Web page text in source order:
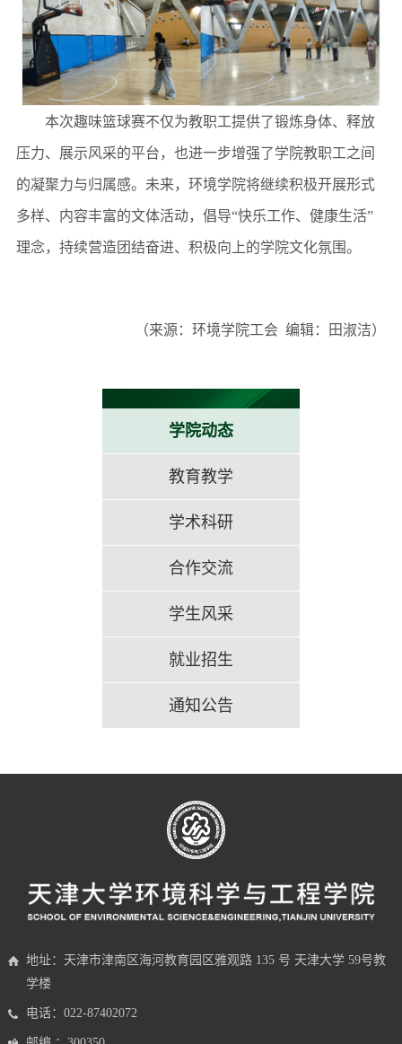
本次趣味篮球赛不仅为教职工提供了锻炼身体、释放
压力、展示风采的平台，也进一步增强了学院教职工之间
的凝聚力与归属感。未来，环境学院将继续积极开展形式
多样、内容丰富的文体活动，倡导“快乐工作、健康生活”
理念，持续营造团结奋进、积极向上的学院文化氛围。
（来源：环境学院工会 编辑：田淑洁）
学院动态
教育教学
学术科研
合作交流
学生风采
就业招生
通知公告
地址：天津市津南区海河教育园区雅观路 135 号 天津大学 59号教
学楼
电话：022-87402072